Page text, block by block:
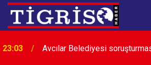
23:03 Avcılar Belediyesi